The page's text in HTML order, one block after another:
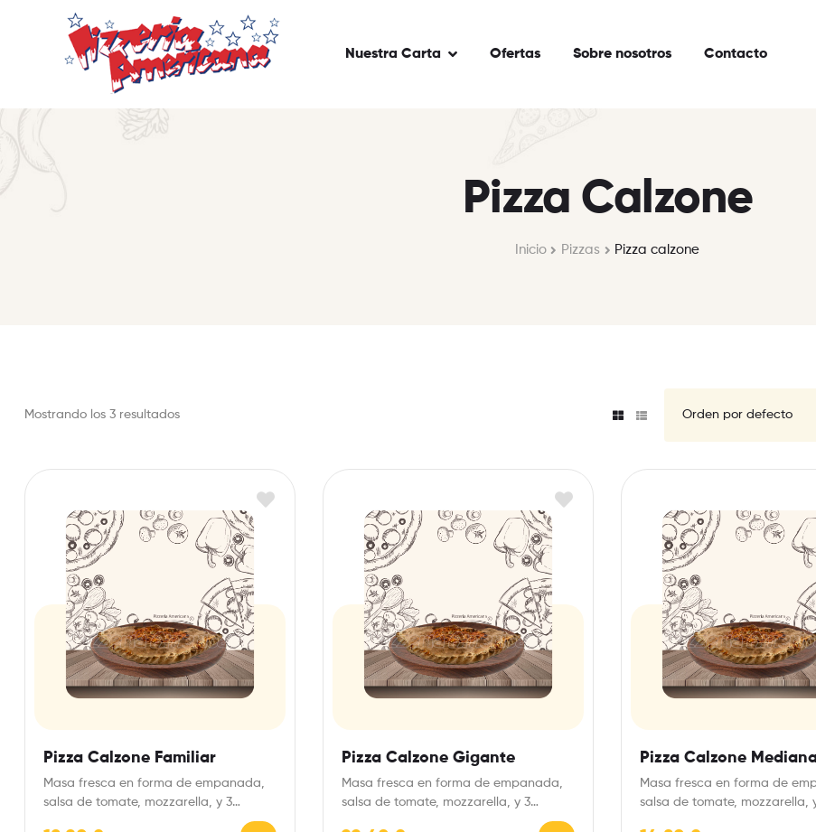
Nuestra Carta Ofertas Sobre nosotros Contacto
Pizza Calzone
Inicio Pizzas Pizza calzone
Mostrando los 3 resultados
Pizza Calzone Familiar
Masa fresca en forma de empanada,
salsa de tomate, mozzarella, y 3
Pizza Calzone Gigante
Masa fresca en forma de empanada,
salsa de tomate, mozzarella, y 3
Pizza Calzone
Masa fresca en forma de
salsa de tomate, mozzarella,